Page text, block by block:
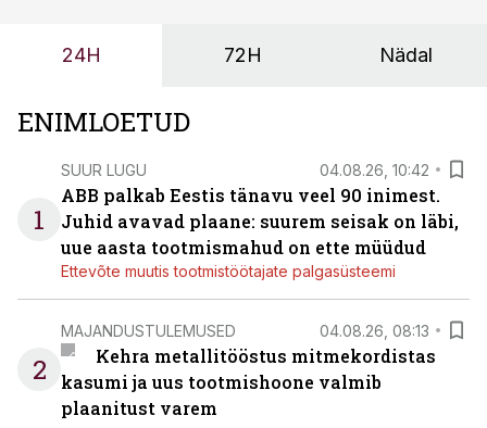
24H 72H Nädal
ENIMLOETUD
1
SUUR LUGU 04.08.26, 10:42
ABB palkab Eestis tänavu veel 90 inimest.
Juhid avavad plaane: suurem seisak on läbi,
uue aasta tootmismahud on ette müüdud
Ettevõte muutis tootmistöötajate palgasüsteemi
2
MAJANDUSTULEMUSED 04.08.26, 08:13
Kehra metallitööstus mitmekordistas
kasumi ja uus tootmishoone valmib
plaanitust varem